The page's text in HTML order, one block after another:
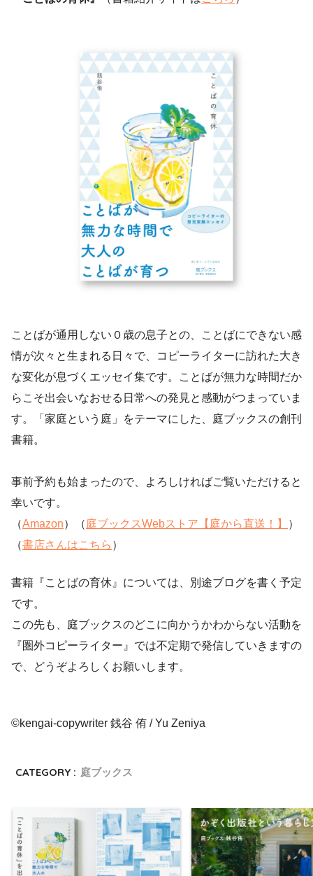
ことばが通用しない０歳の息子との、ことばにできない感
情が次々と生まれる日々で、コピーライターに訪れた大き
な変化が息づくエッセイ集です。ことばが無力な時間だか
らこそ出会いなおせる日常への発見と感動がつまっていま
す。「家庭という庭」をテーマにした、庭ブックスの創刊
書籍。
事前予約も始まったので、よろしければご覧いただけると
幸いです。
（Amazon）（庭ブックスWebストア【庭から直送！】
）
（書店さんはこちら ）
書籍『ことばの育休』については、別途ブログを書く予定
です。
この先も、庭ブックスのどこに向かうかわからない活動を
『圏外コピーライター』では不定期で発信していきますの
で、どうぞよろしくお願いします。
©︎kengai-copywriter 銭谷 侑 / Yu Zeniya
CATEGORY : 庭ブックス